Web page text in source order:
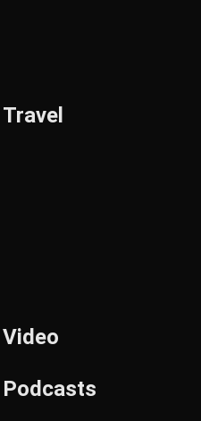
Travel
Video
Podcasts